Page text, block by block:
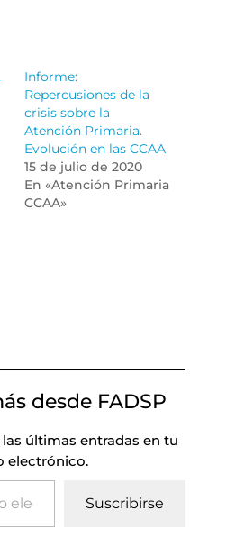
Informe:
Repercusiones de la
crisis sobre la
Atención Primaria.
Evolución en las CCAA
15 de julio de 2020
En «Atención Primaria
CCAA»
desde FADSP
últimas entradas en tu
electrónico.
Suscribirse